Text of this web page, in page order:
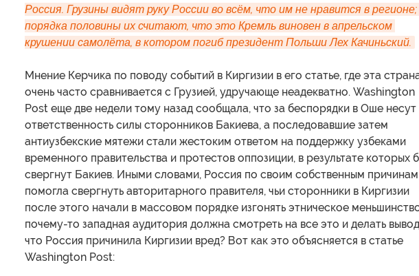
Россия. Грузины видят руку России во всём, что им не нравится в регионе;
порядка половины их считают, что это Кремль виновен в апрельском
крушении самолёта, в котором погиб президент Польши Лех Качиньский.
Мнение Керчика по поводу событий в Киргизии в его статье, где эта
очень часто сравнивается с Грузией, удручающе неадекватно. Washington
Post еще две недели тому назад сообщала, что за беспорядки в Оше несут
ответственность силы сторонников Бакиева, а последовавшие затем
антиузбекские мятежи стали жестоким ответом на поддержку узбеками
временного правительства и протестов оппозиции, в результате которых
свергнут Бакиев. Иными словами, Россия по своим собственным причинам
помогла свергнуть авторитарного правителя, чьи сторонники в Киргизии
после этого начали в массовом порядке изгонять этническое
почему-то западная аудитория должна смотреть на все это и делать
что Россия причинила Киргизии вред? Вот как это объясняется в статье
Washington Post: